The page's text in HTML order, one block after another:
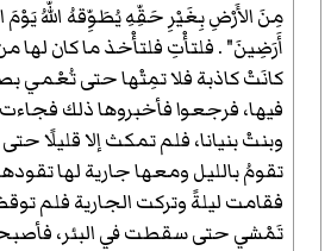
مِنَ الأَرْضِ بِغَيْرِ حَقِّهِ يُطَوِّقهُ اللَّهُ
أَرَضِينَ" . فلتأْتِ فلتأْخذ ما كان لها
كانَتْ كاذبة فلا تمِتْها حتى تُعْمي
فيها، فرجعوا فأخبروها ذلك
وبنتْ بنيانا، فلم تمكث إلا قليلًا
تقومُ بالليل ومعها جارية لها
فقامت ليلةً وتركت الجارية فلم
تَمْشي حتى سقطت في البئر،